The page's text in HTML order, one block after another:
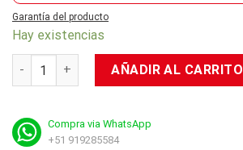
Garantía del producto
Hay existencias
PS4: Anthem cantidadAÑADIR AL CARRITO
Compra via WhatsApp
+51 919285584